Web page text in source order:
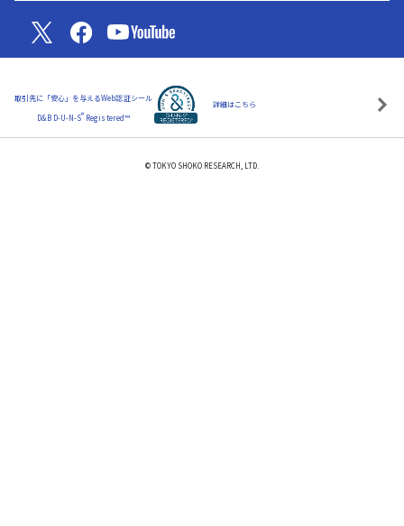
© TOKYO SHOKO RESEARCH, LTD.
取引先に「安心」を与えるWeb認証シール
D&B D-U-N-S® Registered™
詳細はこちら